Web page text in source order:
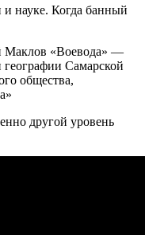
науке. Когда банный
Маклов «Воевода» —
географии Самарской
общества,
другой уровень